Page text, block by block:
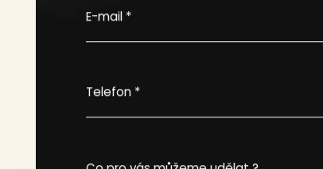
E-mail *
Telefon *